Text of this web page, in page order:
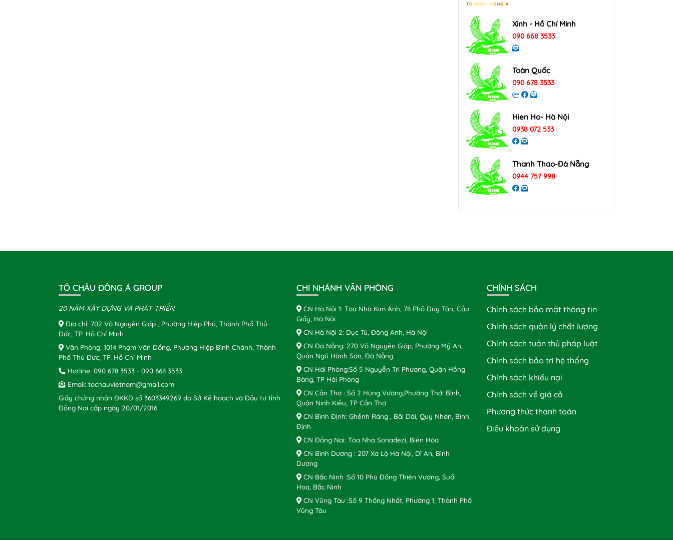
Xinh - Hồ Chí Minh
090 668 3533
Toàn Quốc
090 678 3533
Hien Ho- Hà Nội
0938 072 533
Thanh Thao-Đà Nẵng
0944 757 998
TÔ CHÂU ĐÔNG Á GROUP
20 NĂM XÂY DỰNG VÀ PHÁT TRIỂN
Địa chỉ: 702 Võ Nguyên Giáp , Phường Hiệp Phú, Thành Phố Thủ
Đức, TP. Hồ Chí Minh
Văn Phòng: 1014 Phạm Văn Đồng, Phường Hiệp Bình Chánh, Thành
Phố Thủ Đức, TP. Hồ Chí Minh
Hotline: 090 678 3533 - 090 668 3533
Email: tochauvietnam@gmail.com
Giấy chứng nhận ĐKKD số 3603349269 do Sở Kế hoạch và Đầu tư tỉnh
Đồng Nai cấp ngày 20/01/2016
CHI NHÁNH VĂN PHÒNG
CN Hà Nội 1: Tòa Nhà Kim Ánh, 78 Phố Duy Tân, Cầu
Giấy, Hà Nội
CN Hà Nội 2: Dục Tú, Đông Anh, Hà Nội
CN Đà Nẵng: 270 Võ Nguyên Giáp, Phường Mỹ An,
Quận Ngũ Hành Sơn, Đà Nẵng
CN Hải Phòng:Số 5 Nguyễn Tri Phương, Quận Hồng
Bàng, TP Hải Phòng
CN Cần Thơ : Số 2 Hùng Vương,Phường Thới Bình,
Quận Ninh Kiều, TP Cần Thơ
CN Bình Định: Ghềnh Ráng , Bãi Dài, Quy Nhơn, Bình
Định
CN Đồng Nai: Tòa Nhà Sonadezi, Biên Hòa
CN Bình Dương : 207 Xa Lộ Hà Nội, Dĩ An, Bình
Dương
CN Bắc Ninh :Số 10 Phù Đổng Thiên Vương, Suối
Hoa, Bắc Ninh
CN Vũng Tàu :Số 9 Thống Nhất, Phường 1, Thành Phố
Vũng Tàu
CHÍNH SÁCH
Chính sách bảo mật thông tin
Chính sách quản lý chất lượng
Chính sách tuân thủ pháp luật
Chính sách bảo trì hệ thống
Chính sách khiếu nại
Chính sách về giá cả
Phương thức thanh toán
Điều khoản sử dụng